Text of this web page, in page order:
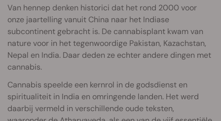
Van hennep denken historici dat het rond 2000 voor
onze jaartelling vanuit China naar het Indiase
subcontinent gebracht is. De cannabisplant kwam van
nature voor in het tegenwoordige Pakistan, Kazachstan,
Nepal en India. Daar deden ze echter andere dingen met
cannabis.
Cannabis speelde een kernrol in de godsdienst en
spiritualiteit in India en omringende landen. Het werd
daarbij vermeld in verschillende oude teksten,